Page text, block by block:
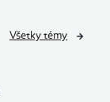
Všetky témy